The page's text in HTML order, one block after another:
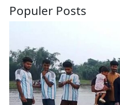
Populer Posts